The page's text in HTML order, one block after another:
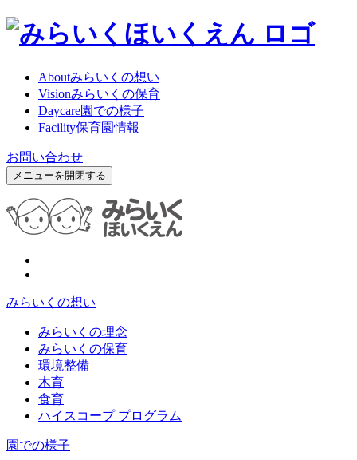
Aboutみらいくの想い
Visionみらいくの保育
Daycare園での様子
Facility保育園情報
お問い合わせ
メニューを開閉する
みらいくの想い
みらいくの理念
みらいくの保育
環境整備
木育
食育
ハイスコープ プログラム
園での様子